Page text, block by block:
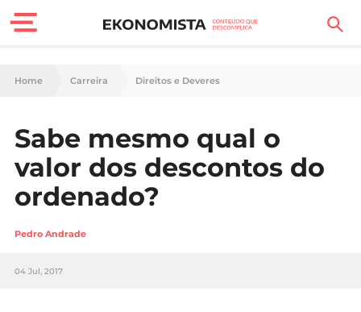
Finanças Pessoais
Carreira
Casa
Lifestyle
Sociedade
Home Carreira Direitos e Deveres
Sabe mesmo qual o
valor dos descontos do
ordenado?
Pedro Andrade
04 Jul, 2017